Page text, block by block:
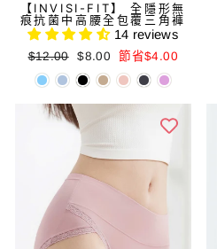
【INVISI-FIT】 全隱形無
痕抗菌中高腰全包覆三角褲
14 reviews
正
常
價
$12.00
減
價
價
$8.00 節省$4.00